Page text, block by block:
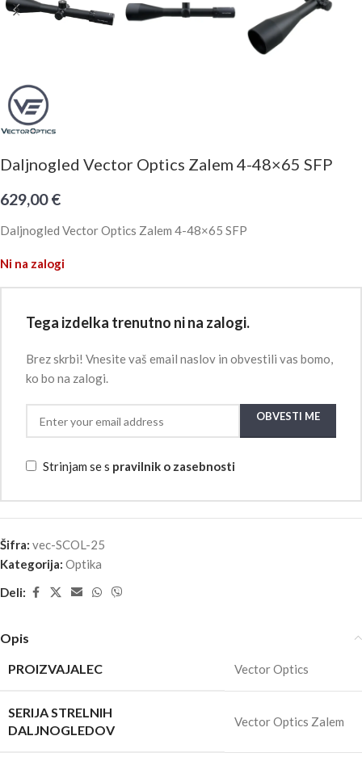
Daljnogled Vector Optics Zalem 4-48×65 SFP
629,00€
Daljnogled Vector Optics Zalem 4-48×65 SFP
Ni na zalogi
Tega izdelka trenutno ni na zalogi.
Brez skrbi! Vnesite vaš email naslov in obvestili vas bomo,
ko bo na zalogi.
OBVESTI ME
Strinjam se s pravilnik o zasebnosti
Šifra: vec-SCOL-25
Kategorija: Optika
Deli:
Opis
PROIZVAJALEC
Vector Optics
SERIJA STRELNIH
DALJNOGLEDOV
Vector Optics Zalem